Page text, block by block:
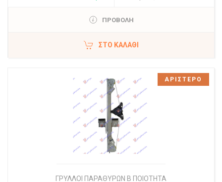
ΠΡΟΒΟΛΗ
ΣΤΟ ΚΑΛΆΘΙ
ΓΡΥΛΛΟΙ ΠΑΡΑΘΥΡΩΝ Β ΠΟΙΟΤΗΤΑ
ΑΡΙΣΤΕΡΟ